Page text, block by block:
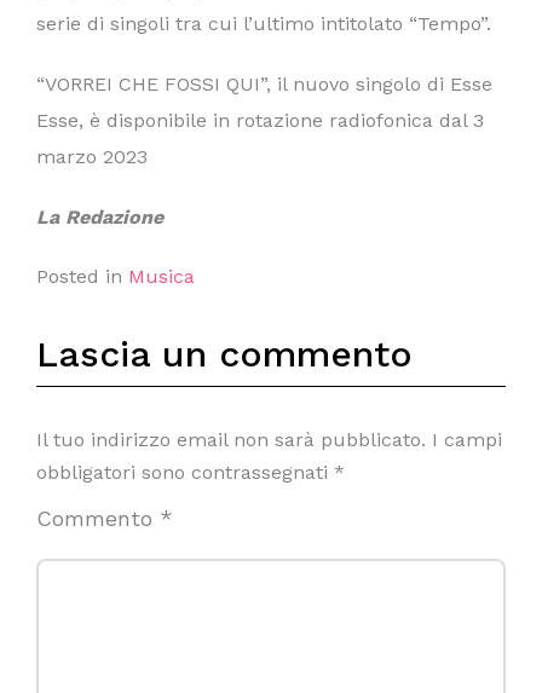
serie di singoli tra cui l’ultimo intitolato “Tempo”.
“VORREI CHE FOSSI QUI”, il nuovo singolo di Esse
Esse, è disponibile in rotazione radiofonica dal 3
marzo 2023
La Redazione
Posted in Musica
Lascia un commento
Il tuo indirizzo email non sarà pubblicato. I campi
obbligatori sono contrassegnati *
Commento *